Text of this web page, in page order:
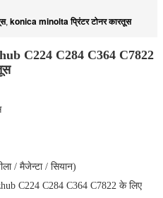
, konica minolta प्रिंटर टोनर कारतूस
C224 C284 C364 C7822
/ मैजेन्टा / सियान)
C224 C284 C364 C7822 के लिए